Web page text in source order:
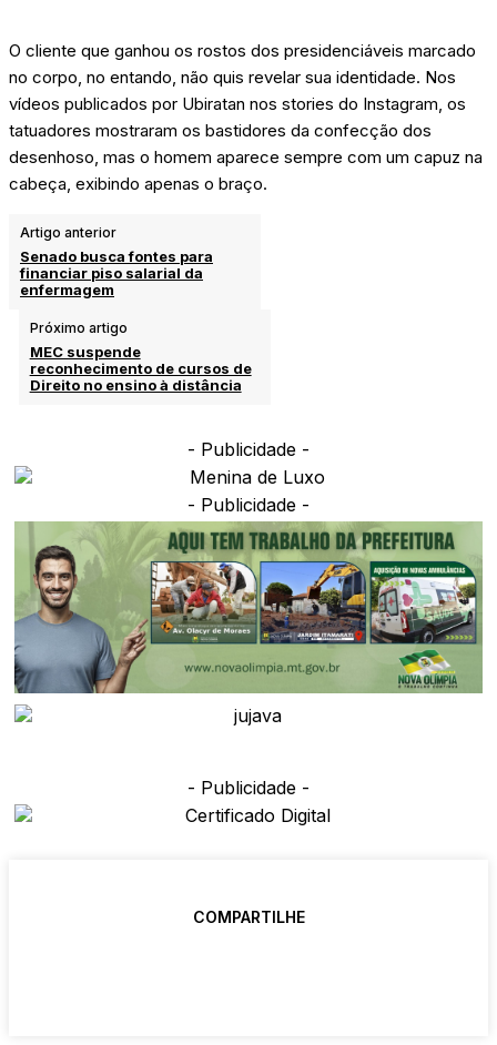
O cliente que ganhou os rostos dos presidenciáveis marcado
no corpo, no entando, não quis revelar sua identidade. Nos
vídeos publicados por Ubiratan nos stories do Instagram, os
tatuadores mostraram os bastidores da confecção dos
desenhoso, mas o homem aparece sempre com um capuz na
cabeça, exibindo apenas o braço.
Artigo anterior
Senado busca fontes para
financiar piso salarial da
enfermagem
Próximo artigo
MEC suspende
reconhecimento de cursos de
Direito no ensino à distância
- Publicidade -
- Publicidade -
- Publicidade -
COMPARTILHE